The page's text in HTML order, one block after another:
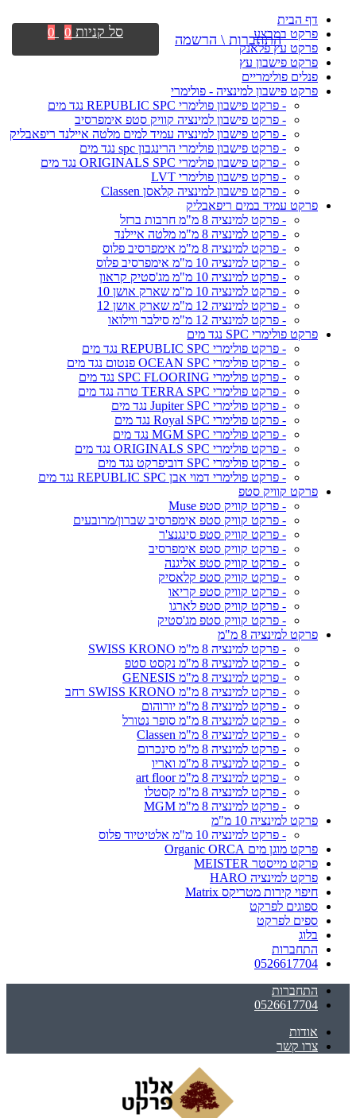
דף הבית
פרקט במבצע
פרקט עץ פלאנק
פרקט פישבון עץ
פנלים פולימריים
פרקט פישבון למינציה - פולימרי
- פרקט פישבון פולימרי REPUBLIC SPC נגד מים
- פרקט פישבון למינציה קוויק סטפ אימפרסיב
- פרקט פישבון למינציה עמיד למים מלטה איילנד ריפאבליק
- פרקט פישבון פולימרי הרינגבון spc נגד מים
- פרקט פישבון פולימרי ORIGINALS SPC נגד מים
- פרקט פישבון פולימרי LVT
- פרקט פישבון למינציה קלאסן Classen
פרקט עמיד במים ריפאבליק
- פרקט למינציה 8 מ"מ חרבות ברזל
- פרקט למינציה 8 מ"מ מלטה איילנד
- פרקט למינציה 8 מ"מ אימפרסיב פלוס
- פרקט למינציה 10 מ"מ אימפרסיב פלוס
- פרקט למינציה 10 מ"מ מג'סטיק קראון
- פרקט למינציה 10 מ"מ שארק אושן 10
- פרקט למינציה 12 מ"מ שארק אושן 12
- פרקט למינציה 12 מ"מ סילבר ווילואו
פרקט פולימרי SPC נגד מים
- פרקט פולימרי REPUBLIC SPC נגד מים
- פרקט פולימרי OCEAN SPC פנטום נגד מים
- פרקט פולימרי SPC FLOORING נגד מים
- פרקט פולימרי TERRA SPC טרה נגד מים
- פרקט פולימרי Jupiter SPC נגד מים
- פרקט פולימרי Royal SPC נגד מים
- פרקט פולימרי MGM SPC נגד מים
- פרקט פולימרי ORIGINALS SPC נגד מים
- פרקט פולימרי SPC דוביפרקט נגד מים
- פרקט פולימרי דמוי אבן REPUBLIC SPC נגד מים
פרקט קוויק סטפ
- פרקט קוויק סטפ Muse
- פרקט קוויק סטפ אימפרסיב שברון/מרובעים
- פרקט קוויק סטפ סינגנצ'ר
- פרקט קוויק סטפ אימפרסיב
- פרקט קוויק סטפ אליגנה
- פרקט קוויק סטפ קלאסיק
- פרקט קוויק סטפ קריאו
- פרקט קוויק סטפ לארגו
- פרקט קוויק סטפ מג'סטיק
פרקט למינציה 8 מ"מ
- פרקט למינציה 8 מ"מ SWISS KRONO
- פרקט למינציה 8 מ"מ נקסט סטפ
- פרקט למינציה 8 מ"מ GENESIS
- פרקט למינציה 8 מ"מ SWISS KRONO רחב
- פרקט למינציה 8 מ"מ יורוהום
- פרקט למינציה 8 מ"מ סופר נטורל
- פרקט למינציה 8 מ"מ Classen
- פרקט למינציה 8 מ"מ סינכרום
- פרקט למינציה 8 מ"מ ואריו
- פרקט למינציה 8 מ"מ art floor
- פרקט למינציה 8 מ"מ קסטלו
- פרקט למינציה 8 מ"מ MGM
פרקט למינציה 10 מ"מ
- פרקט למינציה 10 מ"מ אלטיטיוד פלוס
פרקט מוגן מים Organic ORCA
פרקט מייסטר MEISTER
פרקט למינציה HARO
חיפוי קירות מטריקס Matrix
ספוגים לפרקט
ספים לפרקט
בלוג
התחברות
0526617704
התחברות
0526617704
אודות
צרו קשר
התחברות \ הרשמה סל קניות 0
0